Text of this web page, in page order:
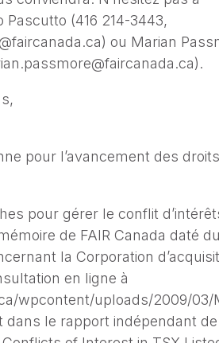
(416 214-3443,
ou Marian
pour l’avancement des
pour gérer le conflit
de FAIR Canada daté
la Corporation
en ligne à
wpcontent/uploads/2009/03/
dans le rapport indépendant